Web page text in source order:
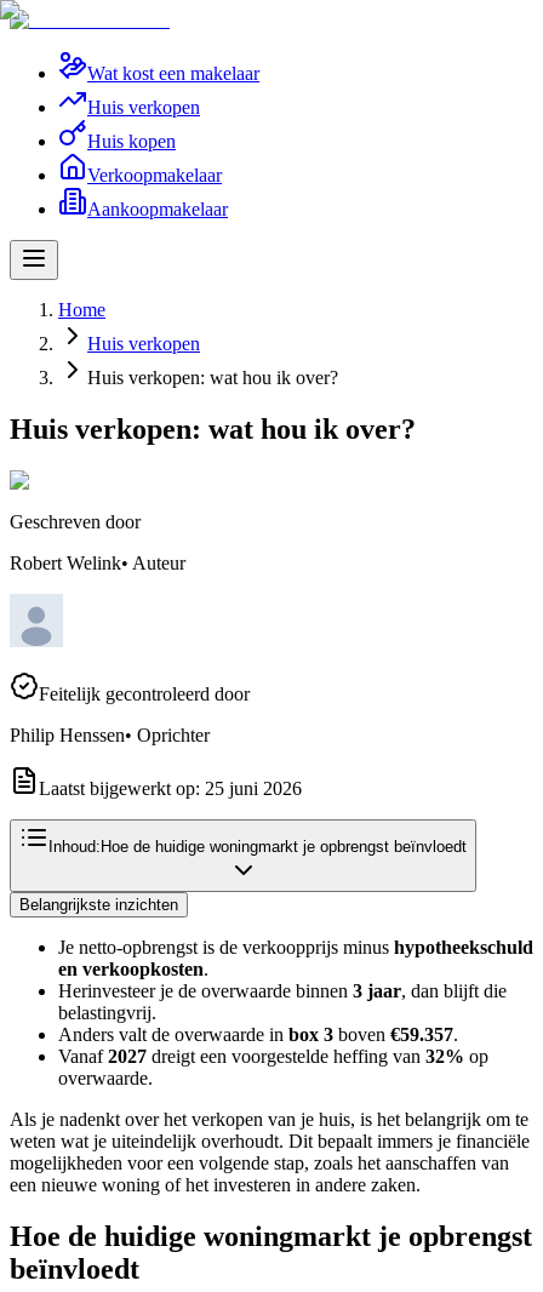
Wat kost een makelaar
Huis verkopen
Huis kopen
Verkoopmakelaar
Aankoopmakelaar
Home
Huis verkopen
Huis verkopen: wat hou ik over?
Huis verkopen: wat hou ik over?
Geschreven door
Robert Welink• Auteur
Feitelijk gecontroleerd door
Philip Henssen• Oprichter
Laatst bijgewerkt op: 25 juni 2026
Inhoud: Hoe de huidige woningmarkt je opbrengst beïnvloedt
Belangrijkste inzichten
Je netto-opbrengst is de verkoopprijs minus hypotheekschuld
en verkoopkosten.
Herinvesteer je de overwaarde binnen 3 jaar, dan blijft die
belastingvrij.
Anders valt de overwaarde in box 3 boven €59.357.
Vanaf2027 dreigt een voorgestelde heffing van 32% op
overwaarde.
Als je nadenkt over het verkopen van je huis, is het belangrijk om te
weten wat je uiteindelijk overhoudt. Dit bepaalt immers je financiële
mogelijkheden voor een volgende stap, zoals het aanschaffen van
een nieuwe woning of het investeren in andere zaken.
Hoe de huidige woningmarkt je opbrengst
beïnvloedt